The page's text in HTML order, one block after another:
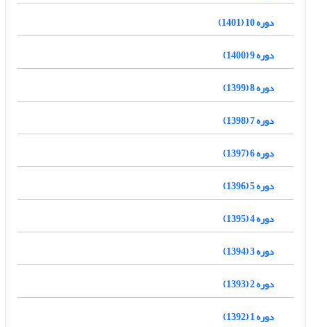
دوره 10 (1401)
دوره 9 (1400)
دوره 8 (1399)
دوره 7 (1398)
دوره 6 (1397)
دوره 5 (1396)
دوره 4 (1395)
دوره 3 (1394)
دوره 2 (1393)
دوره 1 (1392)